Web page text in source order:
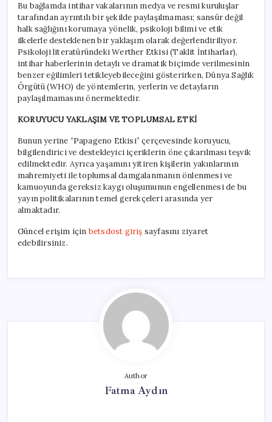
Bu bağlamda intihar vakalarının medya ve resmi kuruluşlar
tarafından ayrıntılı bir şekilde paylaşılmaması; sansür değil
halk sağlığını korumaya yönelik, psikoloji bilimi ve etik
ilkelerle desteklenen bir yaklaşım olarak değerlendiriliyor.
Psikoloji literatüründeki Werther Etkisi (Taklit İntiharlar),
intihar haberlerinin detaylı ve dramatik biçimde verilmesinin
benzer eğilimleri tetikleyebileceğini gösterirken, Dünya Sağlık
Örgütü (WHO) de yöntemlerin, yerlerin ve detayların
paylaşılmamasını önermektedir.
KORUYUCU YAKLAŞIM VE TOPLUMSAL ETKİ
Bunun yerine “Papageno Etkisi” çerçevesinde koruyucu,
bilgilendirici ve destekleyici içeriklerin öne çıkarılması teşvik
edilmektedir. Ayrıca yaşamını yitiren kişilerin yakınlarının
mahremiyeti ile toplumsal damgalanmanın önlenmesi ve
kamuoyunda gereksiz kaygı oluşumunun engellenmesi de bu
yayın politikalarının temel gerekçeleri arasında yer
almaktadır.
Güncel erişim için betsdost giriş sayfasını ziyaret
edebilirsiniz.
Author
Fatma Aydın